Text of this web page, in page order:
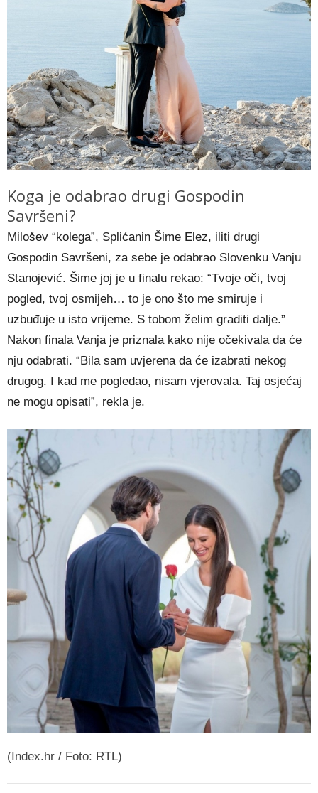
Koga je odabrao drugi Gospodin
Savršeni?
Milošev “kolega”, Splićanin Šime Elez, iliti drugi
Gospodin Savršeni, za sebe je odabrao Slovenku Vanju
Stanojević. Šime joj je u finalu rekao: “Tvoje oči, tvoj
pogled, tvoj osmijeh… to je ono što me smiruje i
uzbuđuje u isto vrijeme. S tobom želim graditi dalje.”
Nakon finala Vanja je priznala kako nije očekivala da će
nju odabrati. “Bila sam uvjerena da će izabrati nekog
drugog. I kad me pogledao, nisam vjerovala. Taj osjećaj
ne mogu opisati”, rekla je.
(Index.hr / Foto: RTL)